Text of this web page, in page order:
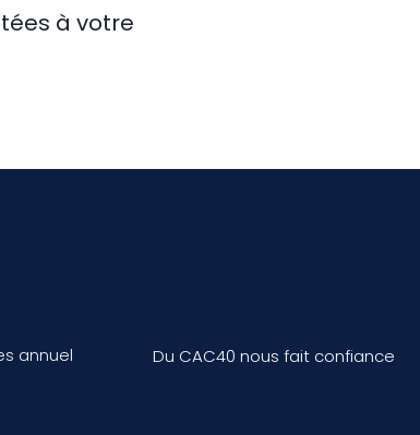
à votre
annuel Du CAC40 nous fait confiance